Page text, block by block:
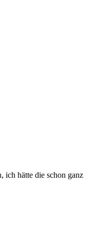
ich hätte die schon ganz